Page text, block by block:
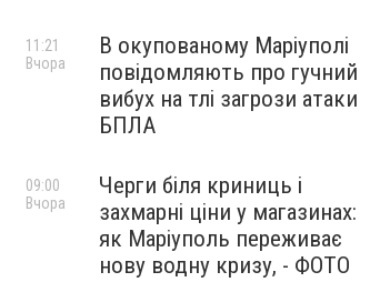
В окупованому Маріуполі
повідомляють про гучний
вибух на тлі загрози атаки
БПЛА
11:21
Вчора
Черги біля криниць і
захмарні ціни у магазинах:
як Маріуполь переживає
нову водну кризу, - ФОТО
09:00
Вчора